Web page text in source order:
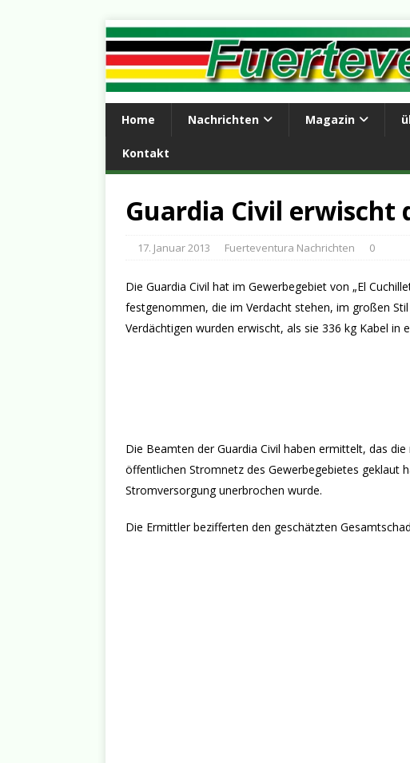
Home Nachrichten Magazin
Kontakt
Guardia Civil erwischt
17. Januar 2013 Fuerteventura Nachrichten 0
Die Guardia Civil hat im Gewerbegebiet von „El
festgenommen, die im Verdacht stehen, im großen
Verdächtigen wurden erwischt, als sie 336 kg Kabel in
Die Beamten der Guardia Civil haben ermittelt, das
öffentlichen Stromnetz des Gewerbegebietes geklaut
Stromversorgung unerbrochen wurde.
Die Ermittler bezifferten den geschätzten